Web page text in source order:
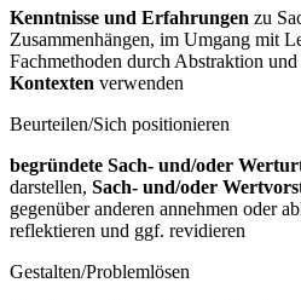
Kenntnisse und Erfahrungen zu
Zusammenhängen, im Umgang mit
Fachmethoden durch Abstraktion
Kontexten verwenden
Beurteilen/Sich positionieren
begründete Sach- und/oder
darstellen, Sach- und/oder
gegenüber anderen annehmen oder
reflektieren und ggf. revidieren
Gestalten/Problemlösen